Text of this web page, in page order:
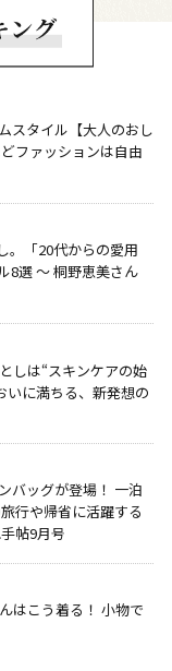
スタイル【大人のおし
ファッションは自由
。「20代からの愛用
8選 ～ 桐野恵美さん
しは“スキンケアの始
いに満ちる、新発想の
バッグが登場！ 一泊
行や帰省に活躍する
帖9月号
はこう着る！ 小物で